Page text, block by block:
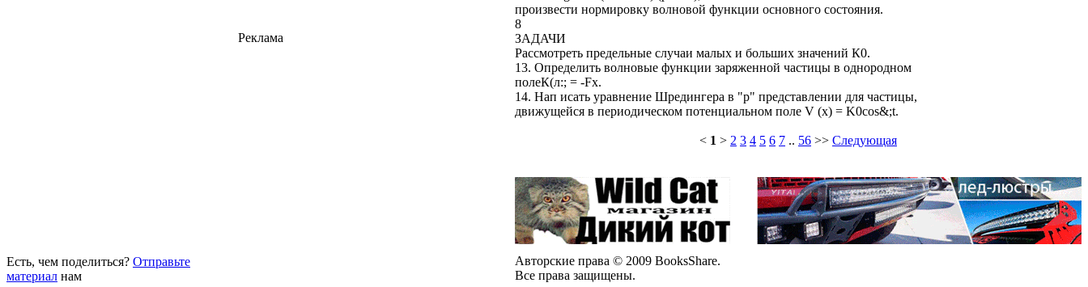
произвести нормировку волновой функции основного состояния.
8
ЗАДАЧИ
Рассмотреть предельные случаи малых и больших значений К0.
13. Определить волновые функции заряженной частицы в однородном
полеК(л:; = -Fx.
14. Нап исать уравнение Шредингера в "р" представлении для частицы,
движущейся в периодическом потенциальном поле V (х) = K0cos&;t.
< 1 > 2 3 4 5 6 7 .. 56 >> Следующая
Реклама
Есть, чем поделиться? Отправьте
материал нам
Авторские права © 2009 BooksShare.
Все права защищены.